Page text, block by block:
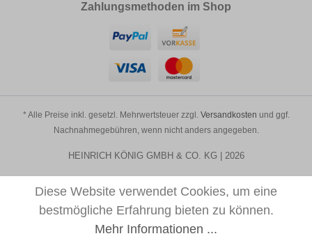
Zahlungsmethoden im Shop
* Alle Preise inkl. gesetzl. Mehrwertsteuer zzgl. Versandkosten und ggf.
Nachnahmegebühren, wenn nicht anders angegeben.
HEINRICH KÖNIG GMBH & CO. KG | 2026
Diese Website verwendet Cookies, um eine
bestmögliche Erfahrung bieten zu können.
Mehr Informationen ...